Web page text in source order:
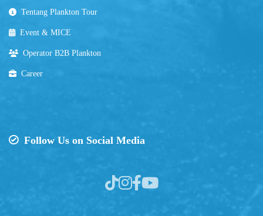
Tentang Plankton Tour
Event & MICE
Operator B2B Plankton
Career
Follow Us on Social Media